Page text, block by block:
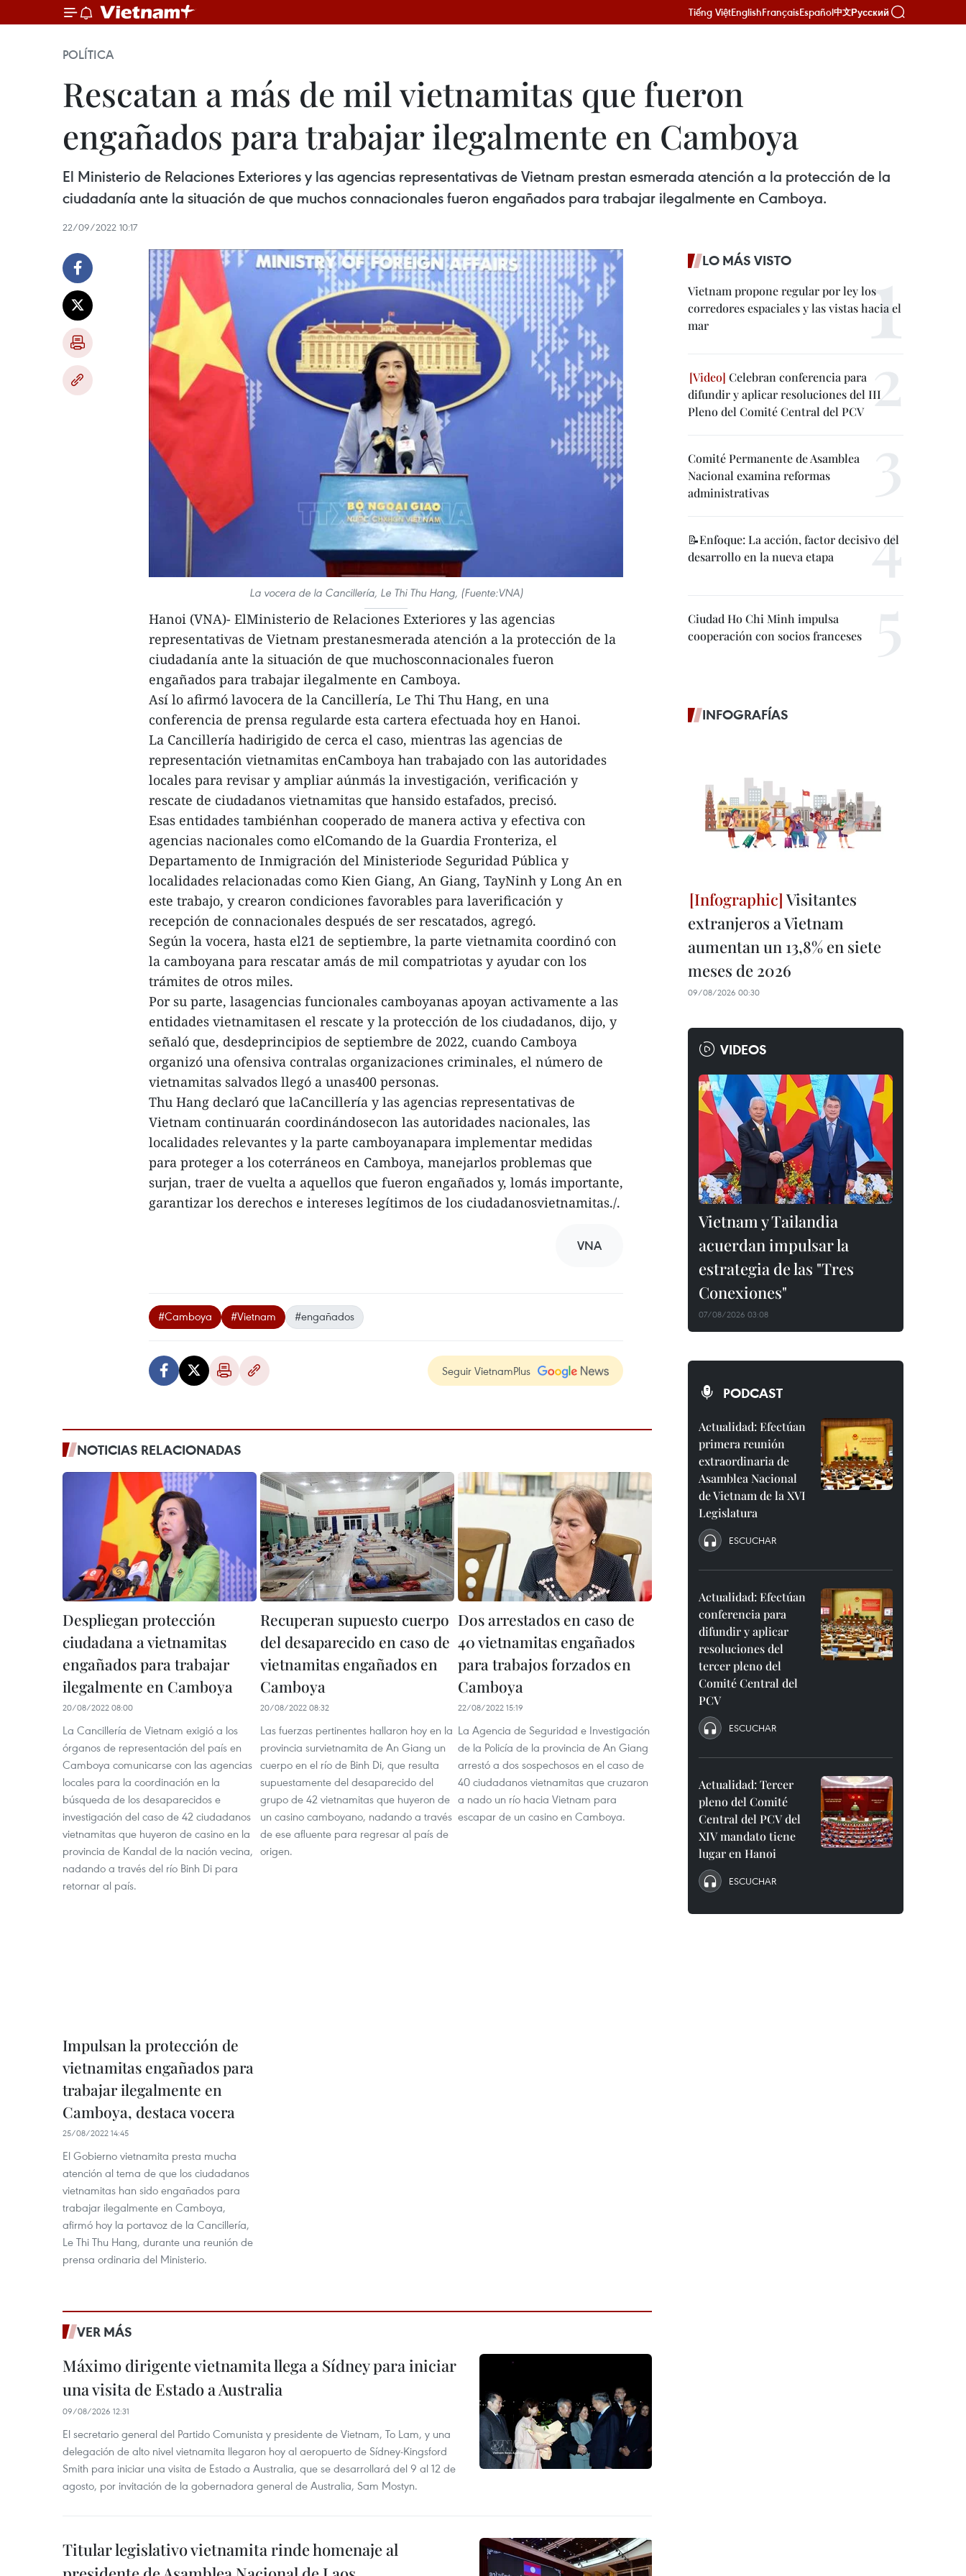
Tiếng ViệtEnglishFrançaisEspañol中文Русский
POLÍTICA
Rescatan a más de mil vietnamitas que fueron
engañados para trabajar ilegalmente en Camboya
El Ministerio de Relaciones Exteriores y las agencias representativas de Vietnam prestan esmerada atención a la protección de la
ciudadanía ante la situación de que muchos connacionales fueron engañados para trabajar ilegalmente en Camboya.
22/09/2022 10:17
La vocera de la Cancillería, Le Thi Thu Hang, (Fuente:VNA)
Hanoi (VNA)- ElMinisterio de Relaciones Exteriores y las agencias
representativas de Vietnam prestanesmerada atención a la protección de la
ciudadanía ante la situación de que muchosconnacionales fueron
engañados para trabajar ilegalmente en Camboya.
Así lo afirmó lavocera de la Cancillería, Le Thi Thu Hang, en una
conferencia de prensa regularde esta cartera efectuada hoy en Hanoi.
La Cancillería hadirigido de cerca el caso, mientras las agencias de
representación vietnamitas enCamboya han trabajado con las autoridades
locales para revisar y ampliar aúnmás la investigación, verificación y
rescate de ciudadanos vietnamitas que hansido estafados, precisó.
Esas entidades tambiénhan cooperado de manera activa y efectiva con
agencias nacionales como elComando de la Guardia Fronteriza, el
Departamento de Inmigración del Ministeriode Seguridad Pública y
localidades relacionadas como Kien Giang, An Giang, TayNinh y Long An en
este trabajo, y crearon condiciones favorables para laverificación y
recepción de connacionales después de ser rescatados, agregó.
Según la vocera, hasta el21 de septiembre, la parte vietnamita coordinó con
la camboyana para rescatar amás de mil compatriotas y ayudar con los
trámites de otros miles.
Por su parte, lasagencias funcionales camboyanas apoyan activamente a las
entidades vietnamitasen el rescate y la protección de los ciudadanos, dijo, y
señaló que, desdeprincipios de septiembre de 2022, cuando Camboya
organizó una ofensiva contralas organizaciones criminales, el número de
vietnamitas salvados llegó a unas400 personas.
Thu Hang declaró que laCancillería y las agencias representativas de
Vietnam continuarán coordinándosecon las autoridades nacionales, las
localidades relevantes y la parte camboyanapara implementar medidas
para proteger a los coterráneos en Camboya, manejarlos problemas que
surjan, traer de vuelta a aquellos que fueron engañados y, lomás importante,
garantizar los derechos e intereses legítimos de los ciudadanosvietnamitas./.
VNA
#Camboya #Vietnam #engañados
Seguir VietnamPlus
NOTICIAS RELACIONADAS
Despliegan protección
ciudadana a vietnamitas
engañados para trabajar
ilegalmente en Camboya
20/08/2022 08:00
La Cancillería de Vietnam exigió a los
órganos de representación del país en
Camboya comunicarse con las agencias
locales para la coordinación en la
búsqueda de los desaparecidos e
investigación del caso de 42 ciudadanos
vietnamitas que huyeron de casino en la
provincia de Kandal de la nación vecina,
nadando a través del río Binh Di para
retornar al país.
Recuperan supuesto cuerpo
del desaparecido en caso de
vietnamitas engañados en
Camboya
20/08/2022 08:32
Las fuerzas pertinentes hallaron hoy en la
provincia survietnamita de An Giang un
cuerpo en el río de Binh Di, que resulta
supuestamente del desaparecido del
grupo de 42 vietnamitas que huyeron de
un casino camboyano, nadando a través
de ese afluente para regresar al país de
origen.
Dos arrestados en caso de
40 vietnamitas engañados
para trabajos forzados en
Camboya
22/08/2022 15:19
La Agencia de Seguridad e Investigación
de la Policía de la provincia de An Giang
arrestó a dos sospechosos en el caso de
40 ciudadanos vietnamitas que cruzaron
a nado un río hacia Vietnam para
escapar de un casino en Camboya.
Impulsan la protección de
vietnamitas engañados para
trabajar ilegalmente en
Camboya, destaca vocera
25/08/2022 14:45
El Gobierno vietnamita presta mucha
atención al tema de que los ciudadanos
vietnamitas han sido engañados para
trabajar ilegalmente en Camboya,
afirmó hoy la portavoz de la Cancillería,
Le Thi Thu Hang, durante una reunión de
prensa ordinaria del Ministerio.
VER MÁS
Máximo dirigente vietnamita llega a Sídney para iniciar
una visita de Estado a Australia
09/08/2026 12:31
El secretario general del Partido Comunista y presidente de Vietnam, To Lam, y una
delegación de alto nivel vietnamita llegaron hoy al aeropuerto de Sídney-Kingsford
Smith para iniciar una visita de Estado a Australia, que se desarrollará del 9 al 12 de
agosto, por invitación de la gobernadora general de Australia, Sam Mostyn.
Titular legislativo vietnamita rinde homenaje al
LO MÁS VISTO
Vietnam propone regular por ley los
corredores espaciales y las vistas hacia el
mar
Celebran conferencia para
difundir y aplicar resoluciones del III
Pleno del Comité Central del PCV
Comité Permanente de Asamblea
Nacional examina reformas
administrativas
📝Enfoque: La acción, factor decisivo del
desarrollo en la nueva etapa
Ciudad Ho Chi Minh impulsa
cooperación con socios franceses
INFOGRAFÍAS
Visitantes
extranjeros a Vietnam
aumentan un 13,8% en siete
meses de 2026
09/08/2026 00:30
VIDEOS
Vietnam y Tailandia
acuerdan impulsar la
estrategia de las "Tres
Conexiones"
07/08/2026 03:08
PODCAST
Actualidad: Efectúan
primera reunión
extraordinaria de
Asamblea Nacional
de Vietnam de la XVI
Legislatura
ESCUCHAR
Actualidad: Efectúan
conferencia para
difundir y aplicar
resoluciones del
tercer pleno del
Comité Central del
PCV
ESCUCHAR
Actualidad: Tercer
pleno del Comité
Central del PCV del
XIV mandato tiene
lugar en Hanoi
ESCUCHAR